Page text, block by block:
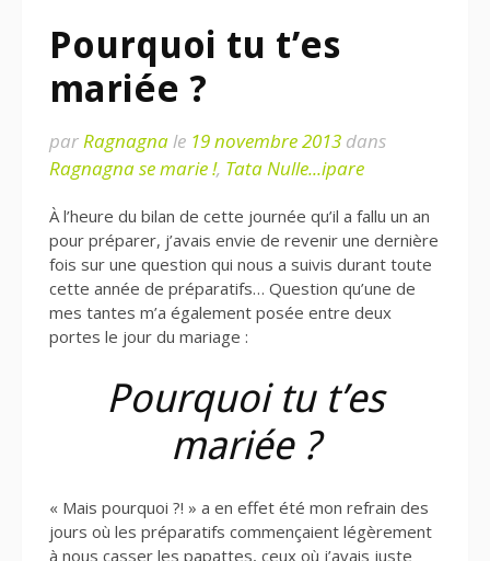
Pourquoi tu t’es
mariée ?
parRagnagnale 19 novembre 2013 dans
Ragnagna se marie !, Tata Nulle...ipare
À l’heure du bilan de cette journée qu’il a fallu un an
pour préparer, j’avais envie de revenir une dernière
fois sur une question qui nous a suivis durant toute
cette année de préparatifs… Question qu’une de
mes tantes m’a également posée entre deux
portes le jour du mariage :
Pourquoi tu t’es
mariée ?
« Mais pourquoi ?! » a en effet été mon refrain des
jours où les préparatifs commençaient légèrement
à nous casser les papattes, ceux où j’avais juste